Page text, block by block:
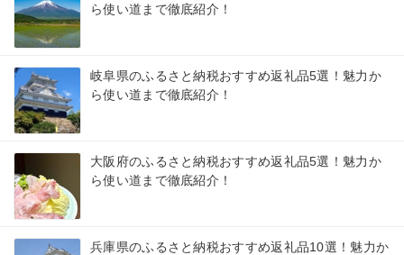
ら使い道まで徹底紹介！
岐阜県のふるさと納税おすすめ返礼品5選！魅力か
ら使い道まで徹底紹介！
大阪府のふるさと納税おすすめ返礼品5選！魅力か
ら使い道まで徹底紹介！
兵庫県のふるさと納税おすすめ返礼品10選！魅力か